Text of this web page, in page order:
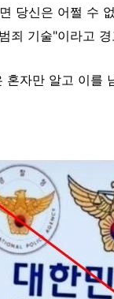
당신은 어쩔 수
죄 기술"이라고 경
혼자만 알고 이를